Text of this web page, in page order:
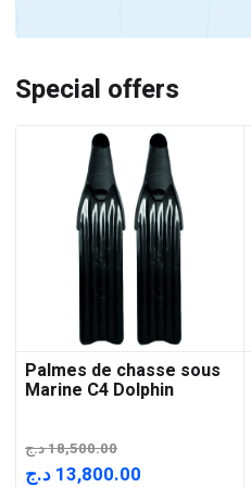
Special offers
Palmes de chasse sous
Marine C4 Dolphin
18,500.00د.ج
Le 13,800.00 د.ج